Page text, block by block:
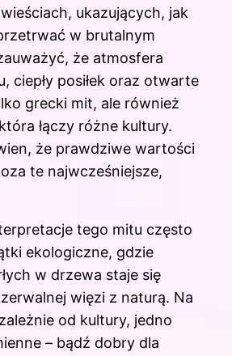
ukazujących, jak
w brutalnym
że atmosfera
ciepły posiłek oraz otwarte
grecki mit, ale również
łączy różne kultury.
że prawdziwe wartości
te najwcześniejsze,
tego mitu często
ekologiczne, gdzie
w drzewa staje się
więzi z naturą. Na
od kultury, jedno
– bądź dobry dla